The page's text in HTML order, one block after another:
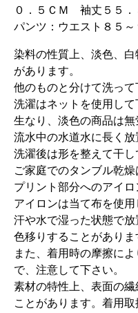
０．５ＣＭ 袖丈５５
パンツ：ウエスト８５
染料の性質上、淡色、
があります。
他のものと分けて洗って
洗濯はネットを使用して
生なり、淡色の商品は
流水中の水道水に長く
洗濯後は形を整えて干し
ご家庭でのタンブル乾
プリント部分へのアイ
アイロンは当て布を使
汗や水で湿った状態で放
色移りすることがありま
また、着用時の摩擦に
で、注意して下さい。
素材の特性上、表面の
ことがあります。着用